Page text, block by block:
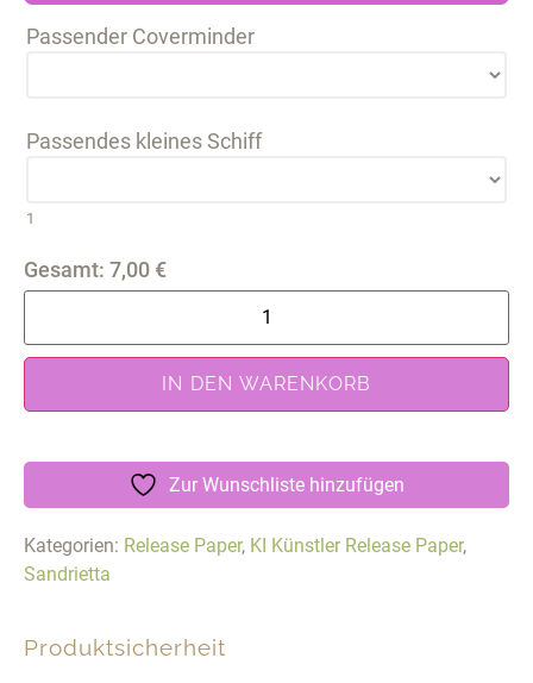
Passender Coverminder
Passendes kleines Schiff
1
Gesamt: 7,00 €
IN DEN WARENKORB
Zur Wunschliste hinzufügen
Kategorien: Release Paper, KI Künstler Release Paper,
Sandrietta
Produktsicherheit